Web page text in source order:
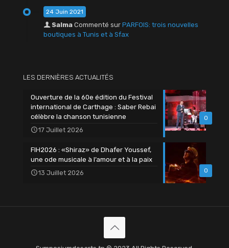
24 Juin 2021
Salma Commenté sur PARFOIS: trois nouvelles
boutiques à Tunis et à Sfax
LES DERNIÈRES ACTUALITÉS
0
Ouverture de la 60e édition du Festival
international de Carthage : Saber Rebai
célèbre la chanson tunisienne
17 Juillet 2026
0
FIH2026 : «Shiraz» de Dhafer Youssef,
une ode musicale à l’amour et à la paix
13 Juillet 2026